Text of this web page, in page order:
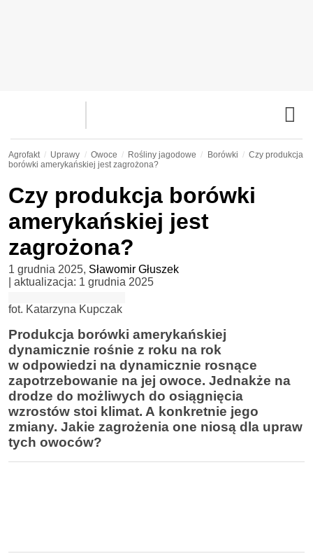
Agrofakt Uprawy Owoce Rośliny jagodowe Borówki
Czy produkcja
borówki amerykańskiej jest zagrożona?
Czy produkcja borówki
amerykańskiej jest
zagrożona?
1 grudnia 2025, Sławomir Głuszek
| aktualizacja: 1 grudnia 2025
fot. Katarzyna Kupczak
Produkcja borówki amerykańskiej
dynamicznie rośnie z roku na rok
w odpowiedzi na dynamicznie rosnące
zapotrzebowanie na jej owoce. Jednakże na
drodze do możliwych do osiągnięcia
wzrostów stoi klimat. A konkretnie jego
zmiany. Jakie zagrożenia one niosą dla upraw
tych owoców?